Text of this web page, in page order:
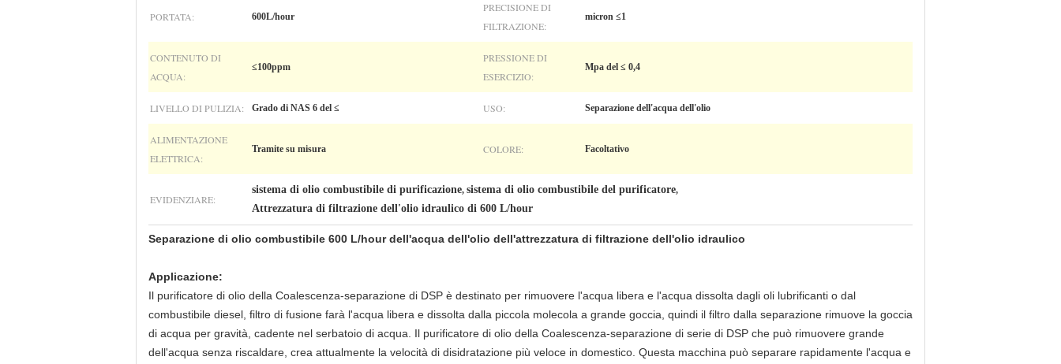
PORTATA: 600L/hour
PRECISIONE DI
FILTRAZIONE:
micron ≤1
CONTENUTO DI
ACQUA:
≤100ppm
PRESSIONE DI
ESERCIZIO:
Mpa del ≤ 0,4
LIVELLO DI PULIZIA: Grado di NAS 6 del ≤ USO: Separazione dell'acqua dell'olio
ALIMENTAZIONE
ELETTRICA:
Tramite su misura COLORE: Facoltativo
EVIDENZIARE:
sistema di olio combustibile di purificazione, sistema di olio combustibile del purificatore,
Attrezzatura di filtrazione dell'olio idraulico di 600 L/hour
Separazione di olio combustibile 600 L/hour dell'acqua dell'olio dell'attrezzatura di filtrazione dell'olio idraulico
Applicazione:
Il purificatore di olio della Coalescenza-separazione di DSP è destinato per rimuovere l'acqua libera e l'acqua dissolta dagli oli lubrificanti o dal
combustibile diesel, filtro di fusione farà l'acqua libera e dissolta dalla piccola molecola a grande goccia, quindi il filtro dalla separazione rimuove la goccia
di acqua per gravità, cadente nel serbatoio di acqua. Il purificatore di olio della Coalescenza-separazione di serie di DSP che può rimuovere grande
dell'acqua senza riscaldare, crea attualmente la velocità di disidratazione più veloce in domestico. Questa macchina può separare rapidamente l'acqua e